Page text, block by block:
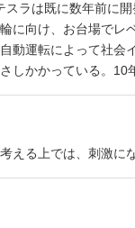
スラは既に数年前に
に向け、お台場でレ
動運転によって社会
しかかっている。10
える上では、刺激に